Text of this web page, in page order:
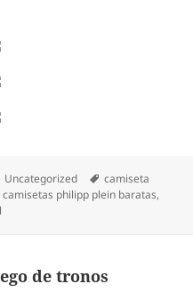
Categorías
Uncategorized Etiquetas
camiseta
philipp plein baratas,
de tronos